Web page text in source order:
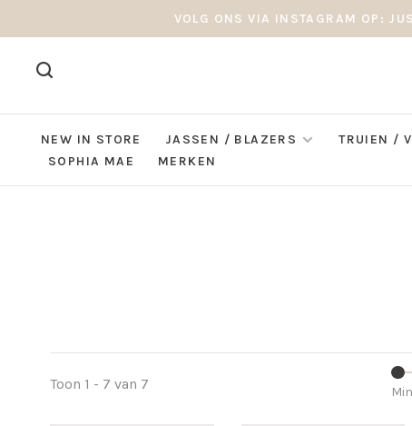
VOLG ONS VIA INSTAGRAM OP:
NEW IN STORE JASSEN / BLAZERS TRUIEN /
SOPHIA MAE
MERKEN
Toon 1 - 7 van 7